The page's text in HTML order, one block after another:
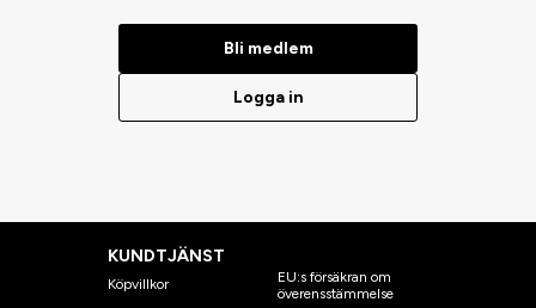
Bli medlem
Logga in
KUNDTJÄNST
Köpvillkor
EU:s försäkran om
överensstämmelse